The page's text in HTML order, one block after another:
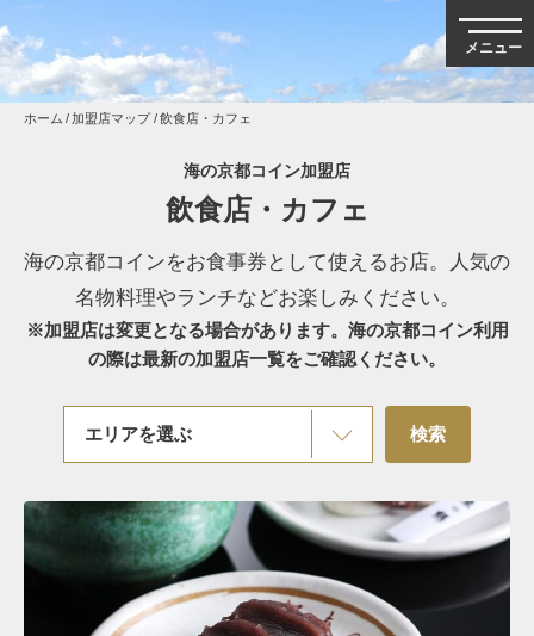
ホーム 加盟店マップ 飲食店・カフェ
海の京都コイン加盟店
飲食店・カフェ
海の京都コインをお食事券として使えるお店。人気の
名物料理やランチなどお楽しみください。
※加盟店は変更となる場合があります。海の京都コイン利用
の際は最新の加盟店一覧をご確認ください。